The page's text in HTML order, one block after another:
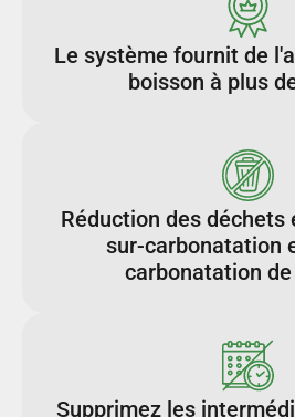
Le système fournit de
boisson à plus
Réduction des déchets
sur-carbonatation
carbonatation
Supprimez les